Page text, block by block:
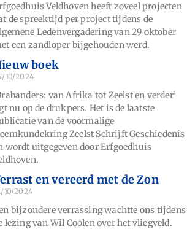
Veldhoven heeft zoveel projecten
de spreektijd per project tijdens de
Ledenvergadering van 29 oktober
een zandloper bijgehouden werd.
boek
10/2024
van Afrika tot Zeelst en verder’
nu op de drukpers. Het is de laatste
van de voormalige
Zeelst Schrijft Geschiedenis
wordt uitgegeven door Erfgoedhuis
en vereerd met de Zon
10/2024
bijzondere verrassing wachtte ons tijdens
lezing van Wil Coolen over het vliegveld.